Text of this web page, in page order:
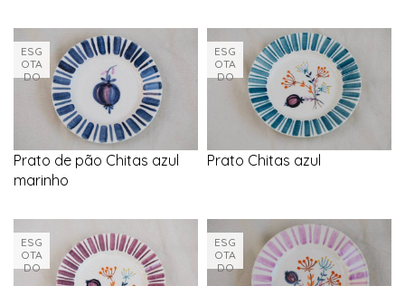
ESG
OTA
DO
Prato de pão Chitas azul
marinho
ESG
OTA
DO
Prato Chitas azul
ESG
OTA
DO
ESG
OTA
DO